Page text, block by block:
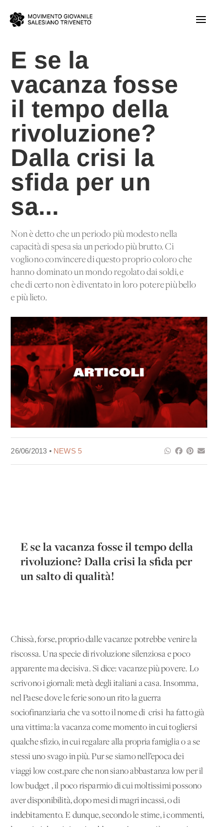
E se la
vacanza fosse
il tempo della
rivoluzione?
Dalla crisi la
sfida per un
sa...
Non è detto che un periodo più modesto nella
capacità di spesa sia un periodo più brutto. Ci
vogliono convincere di questo proprio coloro che
hanno dominato un mondo regolato dai soldi, e
che di certo non è diventato in loro potere più bello
e più lieto.
26/06/2013 • NEWS 5
E se la vacanza fosse il tempo della
rivoluzione? Dalla crisi la sfida per
un salto di qualità!
Chissà, forse, proprio dalle vacanze potrebbe venire la
riscossa. Una specie di rivoluzione silenziosa e poco
apparente ma decisiva. Si dice: vacanze più povere. Lo
scrivono i giornali: metà degli italiani a casa. Insomma,
nel Paese dove le ferie sono un rito la guerra
sociofinanziaria che va sotto il nome di 'crisi' ha fatto già
una vittima: la vacanza come momento in cui togliersi
qualche sfizio, in cui regalare alla propria famiglia o a se
stessi uno svago in più. Pur se siamo nell’epoca dei
viaggi low cost,pare che non siano abbastanza low per il
low budget , il poco risparmio di cui moltissimi possono
aver disponibilità, dopo mesi di magri incassi, o di
indebitamento. E dunque, secondo le stime, i commenti,